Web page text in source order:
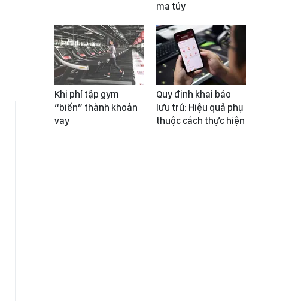
ma túy
Khi phí tập gym
“biến” thành khoản
vay
Quy định khai báo
lưu trú: Hiệu quả phụ
thuộc cách thực hiện